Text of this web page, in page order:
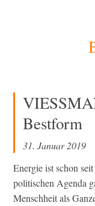
Bestform
31. Januar 2019
Energie ist schon
politischen Agenda
Menschheit als